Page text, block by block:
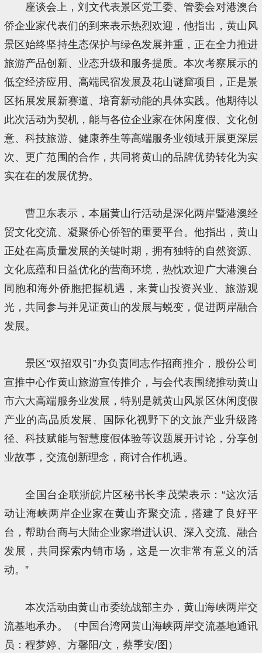
座谈会上，刘文代表景区党工委、管委会对港澳台
侨企业家代表们的到来表示热烈欢迎，他指出，黄山风
景区始终坚持生态保护与绿色发展并重，正在全力推进
旅游产品创新、业态升级和服务提质。本次考察展示的
低空经济应用、高端民宿发展及花山谜窟项目，正是景
区拓展发展新赛道、培育新动能的具体实践。他期待以
此次活动为契机，能与各位企业家在休闲度假、文化创
意、科技旅游、健康养生等高端服务业领域开展更深层
次、更广范围的合作，共同将黄山的品牌优势转化为实
实在在的发展优势。
曹卫东表示，本届黄山行活动是深化两岸暨港澳经
贸文化交流、凝聚侨心侨智的重要平台。他指出，黄山
正处在高质量发展的关键时期，拥有独特的自然资源、
文化底蕴和日益优化的营商环境，热忱欢迎广大港澳台
同胞和海外侨胞把握机遇，来黄山投资兴业、旅游观
光，共同参与并见证黄山的发展与蜕变，促进两岸融合
发展。
景区“双招双引”办负责同志作招商推介，股份公司
宣推中心作黄山旅游宣传推介，与会代表围绕推动黄山
市六大高端服务业发展，特别是就黄山风景区休闲度假
产业的高品质发展、国际化视野下的文旅产业升级路
径、科技赋能与智慧度假体验等议题展开讨论，分享创
业故事，交流创新理念，商讨合作机遇。
全国台企联浙皖片区秘书长李茂荣表示：“这次活
动让海峡两岸企业家在黄山齐聚交流，搭建了良好平
台，帮助台商与大陆企业家增进认识、深入交流、融合
发展，共同探索内销市场，这是一次非常有意义的活
动。”
本次活动由黄山市委统战部主办，黄山海峡两岸交
流基地承办。（中国台湾网黄山海峡两岸交流基地通讯
员：程梦婷、方馨阳/文，蔡季安/图）